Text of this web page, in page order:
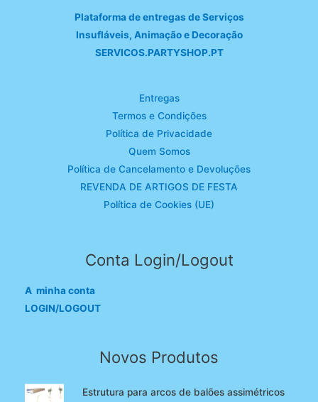
Plataforma de entregas de Serviços
Insufláveis, Animação e Decoração
SERVICOS.PARTYSHOP.PT
Entregas
Termos e Condições
Política de Privacidade
Quem Somos
Política de Cancelamento e Devoluções
REVENDA DE ARTIGOS DE FESTA
Política de Cookies (UE)
Conta Login/Logout
A minha conta
LOGIN/LOGOUT
Novos Produtos
Estrutura para arcos de balões assimétricos